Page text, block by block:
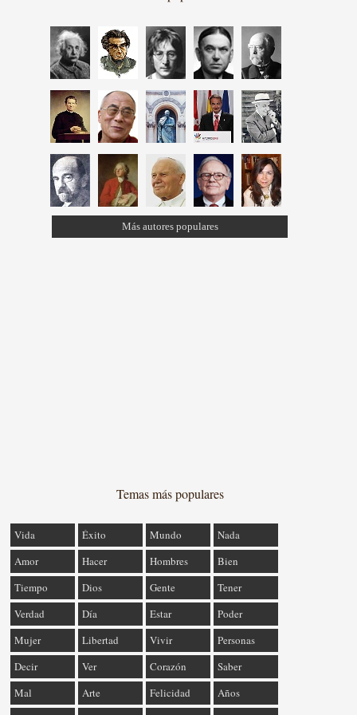
Más autores populares
Temas más populares
Vida Éxito Mundo
Nada
Amor
Hacer Hombres
Bien
Tiempo
Dios Gente
Tener
Verdad
Día Estar
Poder
Mujer
Libertad Vivir
Personas
Decir
Ver Corazón
Saber
Mal
Arte Felicidad
Años